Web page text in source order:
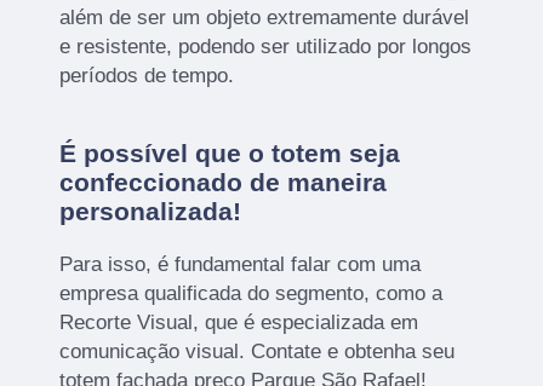
além de ser um objeto extremamente durável
e resistente, podendo ser utilizado por longos
períodos de tempo.
É possível que o totem seja
confeccionado de maneira
personalizada!
Para isso, é fundamental falar com uma
empresa qualificada do segmento, como a
Recorte Visual, que é especializada em
comunicação visual. Contate e obtenha seu
totem fachada preço Parque São Rafael!